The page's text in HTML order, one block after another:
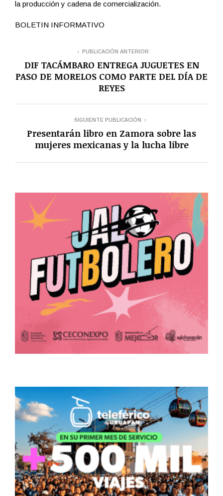
la producción y cadena de comercialización.
BOLETIN INFORMATIVO
PUBLICACIÓN ANTERIOR
DIF TACÁMBARO ENTREGA JUGUETES EN
PASO DE MORELOS COMO PARTE DEL DÍA DE
REYES
SIGUIENTE PUBLICACIÓN
Presentarán libro en Zamora sobre las
mujeres mexicanas y la lucha libre